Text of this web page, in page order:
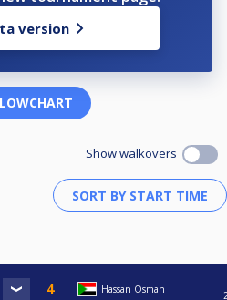
version
Show walkovers
Hassan Osman